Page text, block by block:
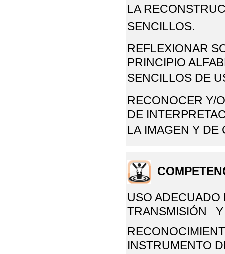
LA
SENCILLOS.
REFLEXIONAR
PRINCIPIO
SENCILLOS DE
RECONOCER Y/
DE
LA IMAGEN Y DE
USO ADECUADO
TRANSMISIÓN Y
INSTRUMENTO